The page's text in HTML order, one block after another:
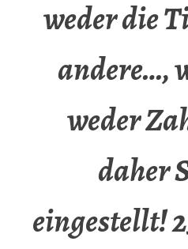
weder die
andere…,
weder
daher
eingestellt!